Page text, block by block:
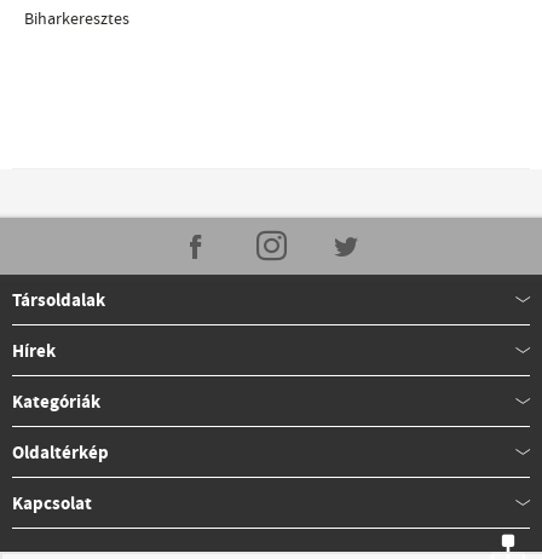
Biharkeresztes
Társoldalak
Hírek
Kategóriák
Oldaltérkép
Kapcsolat